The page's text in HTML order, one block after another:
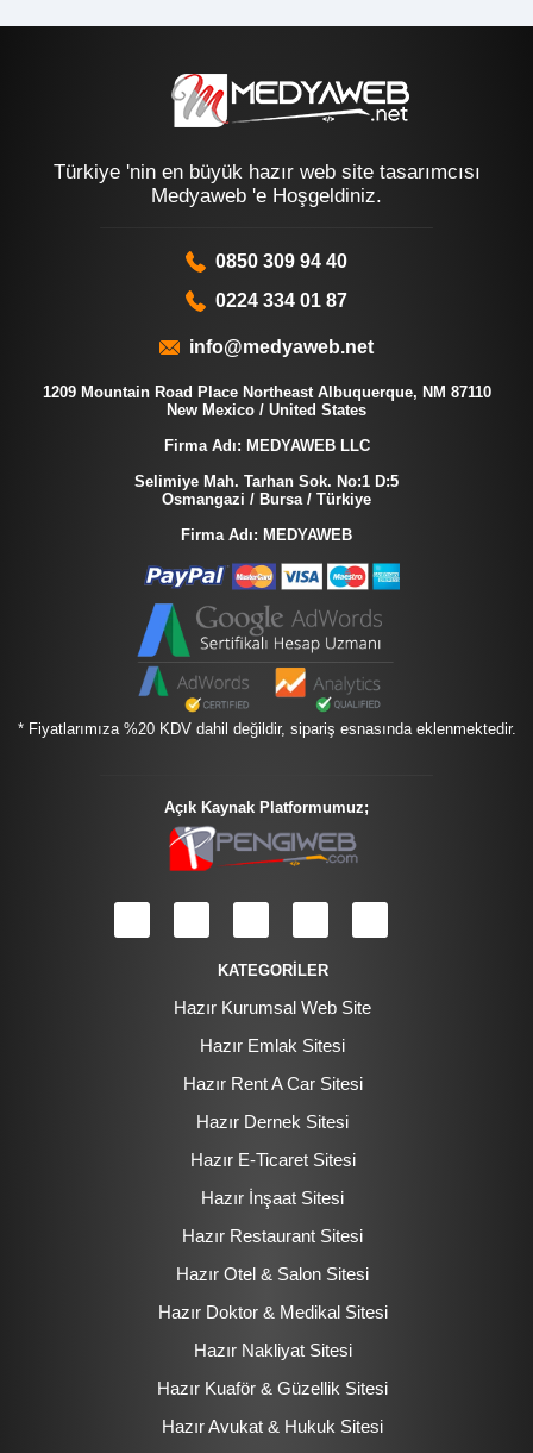
Türkiye 'nin en büyük hazır web site tasarımcısı
Medyaweb 'e Hoşgeldiniz.
0850 309 94 40
0224 334 01 87
info@medyaweb.net
1209 Mountain Road Place Northeast Albuquerque, NM 87110
New Mexico / United States
Firma Adı: MEDYAWEB LLC
Selimiye Mah. Tarhan Sok. No:1 D:5
Osmangazi / Bursa / Türkiye
Firma Adı: MEDYAWEB
* Fiyatlarımıza %20 KDV dahil değildir, sipariş esnasında eklenmektedir.
Açık Kaynak Platformumuz;
KATEGORİLER
Hazır Kurumsal Web Site
Hazır Emlak Sitesi
Hazır Rent A Car Sitesi
Hazır Dernek Sitesi
Hazır E-Ticaret Sitesi
Hazır İnşaat Sitesi
Hazır Restaurant Sitesi
Hazır Otel & Salon Sitesi
Hazır Doktor & Medikal Sitesi
Hazır Nakliyat Sitesi
Hazır Kuaför & Güzellik Sitesi
Hazır Avukat & Hukuk Sitesi